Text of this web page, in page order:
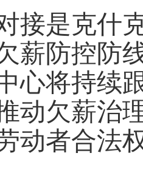
接是克什
薪防控防
心将持续
动欠薪治
动者合法